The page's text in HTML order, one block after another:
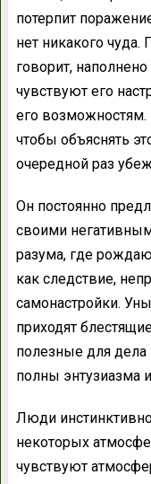
потерпит
нет никакого чуда.
говорит,
чувствуют его
его возможностям.
чтобы объяснять
очередной раз
Он постоянно
своими
разума, где
как следствие,
самонастройки.
приходят
полезные для
полны энту­зиазма
Люди
некоторых
чувствуют